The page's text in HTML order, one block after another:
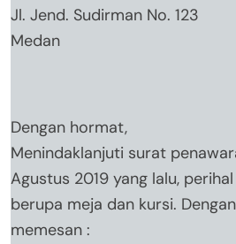
Jl. Jend. Sudirman No. 123
Medan
Dengan hormat,
Menindaklanjuti surat
Agustus 2019 yang lalu,
berupa meja dan kursi.
memesan :